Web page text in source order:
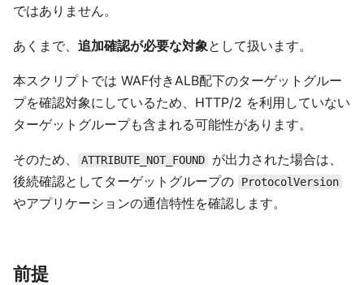
ではありません。
あくまで、 追加確認が必要な対象として扱います。
本スクリプトでは WAF付きALB配下のターゲットグルー
プを確認対象にしているため、HTTP/2 を利用していない
ターゲットグループも含まれる可能性があります。
そのため、 ATTRIBUTE_NOT_FOUND
が出力された場合は、
後続確認としてターゲットグループの
ProtocolVersion
やアプリケーションの通信特性を確認します。
前提